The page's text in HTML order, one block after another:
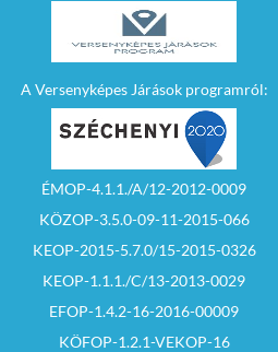
A Versenyképes Járások programról:
ÉMOP-4.1.1./A/12-2012-0009
KÖZOP-3.5.0-09-11-2015-066
KEOP-2015-5.7.0/15-2015-0326
KEOP-1.1.1./C/13-2013-0029
EFOP-1.4.2-16-2016-00009
KÖFOP-1.2.1-VEKOP-16